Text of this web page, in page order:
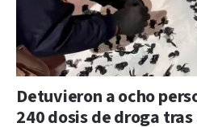
Detuvieron a ocho
240 dosis de droga